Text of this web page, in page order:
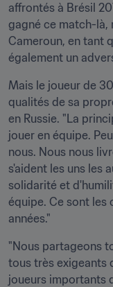
affrontés à Brésil
gagné ce match-là,
Cameroun, en tant
également un
Mais le joueur de
qualités de sa
en Russie. "La
jouer en équipe.
nous. Nous nous
s'aident les uns les
solidarité et
équipe. Ce sont les
années."
"Nous partageons
tous très exigeants
joueurs importants